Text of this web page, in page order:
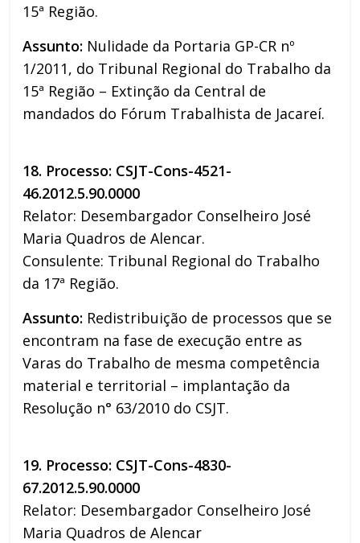
15ª Região.
Assunto: Nulidade da Portaria GP-CR nº
1/2011, do Tribunal Regional do Trabalho da
15ª Região – Extinção da Central de
mandados do Fórum Trabalhista de Jacareí.
18. Processo: CSJT-Cons-4521-
46.2012.5.90.0000
Relator: Desembargador Conselheiro José
Maria Quadros de Alencar.
Consulente: Tribunal Regional do Trabalho
da 17ª Região.
Assunto: Redistribuição de processos que se
encontram na fase de execução entre as
Varas do Trabalho de mesma competência
material e territorial – implantação da
Resolução n° 63/2010 do CSJT.
19. Processo: CSJT-Cons-4830-
67.2012.5.90.0000
Relator: Desembargador Conselheiro José
Maria Quadros de Alencar